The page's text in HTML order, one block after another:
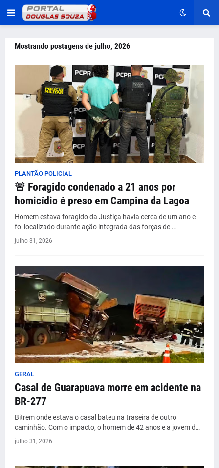
Mostrando postagens de julho, 2026
PLANTÃO POLICIAL
🚨 Foragido condenado a 21 anos por
homicídio é preso em Campina da Lagoa
Homem estava foragido da Justiça havia cerca de um ano e
foi localizado durante ação integrada das forças de …
julho 31, 2026
GERAL
Casal de Guarapuava morre em acidente na
BR-277
Bitrem onde estava o casal bateu na traseira de outro
caminhão. Com o impacto, o homem de 42 anos e a jovem d…
julho 31, 2026